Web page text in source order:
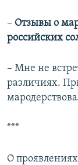
– Отзывы о
российских
– Мне не
различиях.
***
О